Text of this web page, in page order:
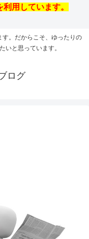
用しています。
。だからこそ、ゆったりの
いと思っています。
ログ